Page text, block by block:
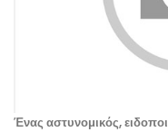
Ένας αστυνομικός,